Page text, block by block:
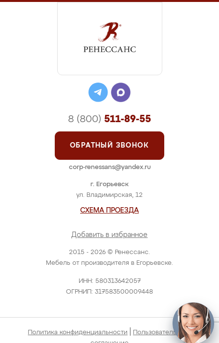
2015 - 2026 © Ренессанс.
Мебель от производителя в Егорьевске.
ИНН: 580313642057
ОГРНИП: 317583500009448
г. Егорьевск
ул. Владимирская, 12
СХЕМА ПРОЕЗДА
Добавить в избранное
8 (800) 511-89-55
ОБРАТНЫЙ ЗВОНОК
corp-renessans@yandex.ru
Политика конфиденциальности
Пользовательское